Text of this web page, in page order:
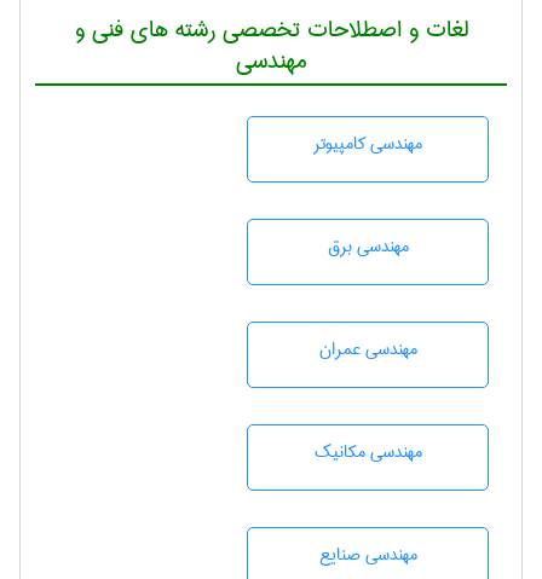
لغات و اصطلاحات تخصصی رشته های فنی و
مهندسی
مهندسی كامپيوتر
مهندسی برق
مهندسی عمران
مهندسی مکانیک
مهندسی صنايع